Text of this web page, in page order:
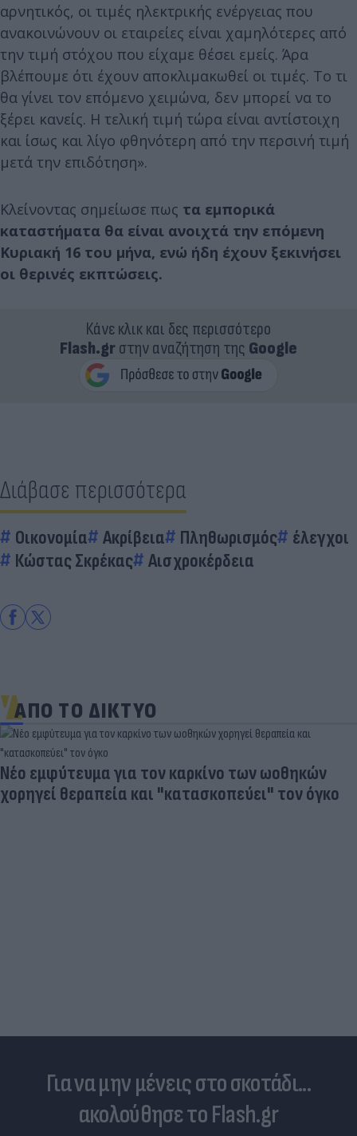
αρνητικός, οι τιμές ηλεκτρικής ενέργειας που
ανακοινώνουν οι εταιρείες είναι χαμηλότερες από
την τιμή στόχου που είχαμε θέσει εμείς. Άρα
βλέπουμε ότι έχουν αποκλιμακωθεί οι τιμές. Το τι
θα γίνει τον επόμενο χειμώνα, δεν μπορεί να το
ξέρει κανείς. Η τελική τιμή τώρα είναι αντίστοιχη
και ίσως και λίγο φθηνότερη από την περσινή τιμή
μετά την επιδότηση».
Κλείνοντας σημείωσε πως τα εμπορικά
καταστήματα θα είναι ανοιχτά την επόμενη
Κυριακή 16 του μήνα, ενώ ήδη έχουν ξεκινήσει
οι θερινές εκπτώσεις.
Κάνε κλικ και δες περισσότερο
Flash.grστην αναζήτηση της Google
Διάβασε περισσότερα
Οικονομία Ακρίβεια Πληθωρισμός
έλεγχοι
Κώστας Σκρέκας
Αισχροκέρδεια
ΑΠΟ ΤΟ ΔΙΚΤΥΟ
Νέο εμφύτευμα για τον καρκίνο των ωοθηκών
χορηγεί θεραπεία και "κατασκοπεύει" τον όγκο
Για να μην μένεις στο σκοτάδι...
ακολούθησε το Flash.gr